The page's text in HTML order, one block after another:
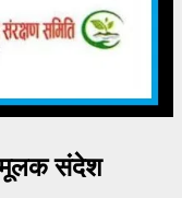
संदेश